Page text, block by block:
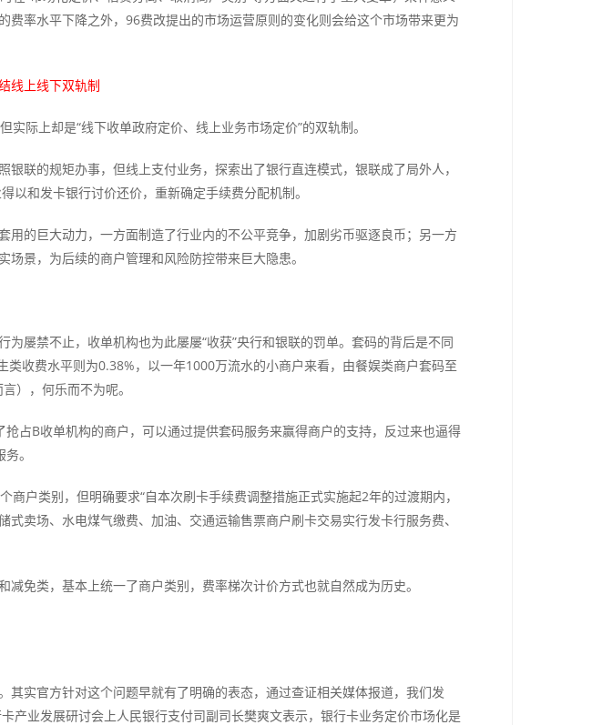
费率水平下降之外，96费改提出的市场运营原则的变化则会给这个市场带来更为
线上线下双轨制
际上却是“线下收单政府定价、线上业务市场定价”的双轨制。
联的规矩办事，但线上支付业务，探索出了银行直连模式，银联成了局外人，
以和发卡银行讨价还价，重新确定手续费分配机制。
用的巨大动力，一方面制造了行业内的不公平竞争，加剧劣币驱逐良币；另一方
景，为后续的商户管理和风险防控带来巨大隐患。
屡禁不止，收单机构也为此屡屡“收获”央行和银联的罚单。套码的背后是不同
收费水平则为0.38%，以一年1000万流水的小商户来看，由餐娱类商户套码至
），何乐而不为呢。
占B收单机构的商户，可以通过提供套码服务来赢得商户的支持，反过来也逼得
。
户类别，但明确要求“自本次刷卡手续费调整措施正式实施起2年的过渡期内，
卖场、水电煤气缴费、加油、交通运输售票商户刷卡交易实行发卡行服务费、
免类，基本上统一了商户类别，费率梯次计价方式也就自然成为历史。
其实官方针对这个问题早就有了明确的表态，通过查证相关媒体报道，我们发
产业发展研讨会上人民银行支付司副司长樊爽文表示，银行卡业务定价市场化是